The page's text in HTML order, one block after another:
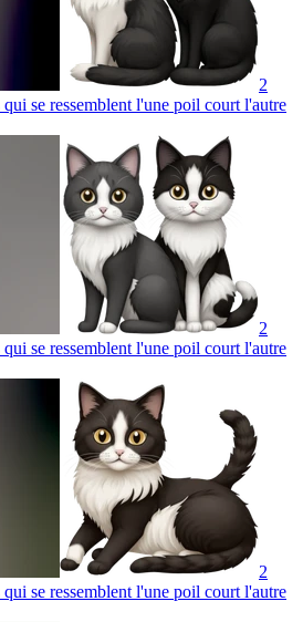
2
qui se ressemblent l'une poil court l'autre
2
qui se ressemblent l'une poil court l'autre
2
qui se ressemblent l'une poil court l'autre